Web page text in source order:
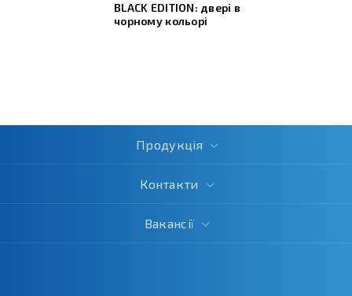
BLACK EDITION: двері в
чорному кольорі
Продукція
Контакти
Вакансії